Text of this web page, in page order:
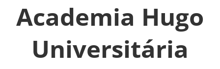
Academia Hugo
Universitária